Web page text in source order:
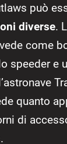
può
diverse.
come
speeder e
quanto
di